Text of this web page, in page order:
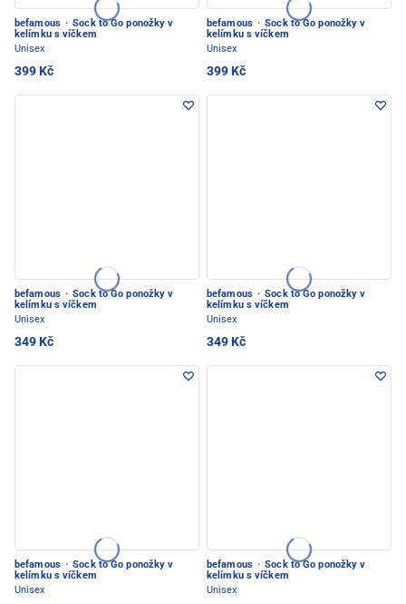
befamous · Sock to Go ponožky v
kelímku s víčkem
Unisex
399 Kč
befamous · Sock to Go ponožky v
kelímku s víčkem
Unisex
399 Kč
befamous · Sock to Go ponožky v
kelímku s víčkem
Unisex
349 Kč
befamous · Sock to Go ponožky v
kelímku s víčkem
Unisex
349 Kč
befamous · Sock to Go ponožky v
kelímku s víčkem
Unisex
befamous · Sock to Go ponožky v
kelímku s víčkem
Unisex